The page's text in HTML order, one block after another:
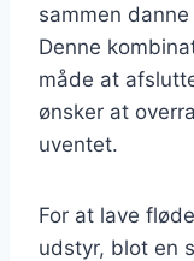
sammen
Denne
måde at
ønsker at
uventet.
For at lave
udstyr, blot en